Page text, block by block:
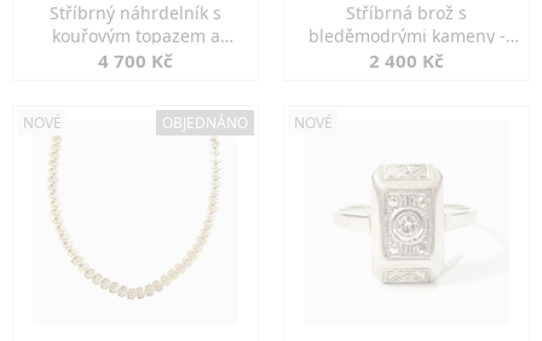
Stříbrný náhrdelník s
kouřovým topazem a
markazity
4 700 Kč
Stříbrná brož s
bleděmodrými kameny -
jemná elegance
2 400 Kč
NOVÉ OBJEDNÁNO NOVÉ